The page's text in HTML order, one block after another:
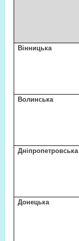
Вінницька
Волинська
Дніпропетровська
Донецька